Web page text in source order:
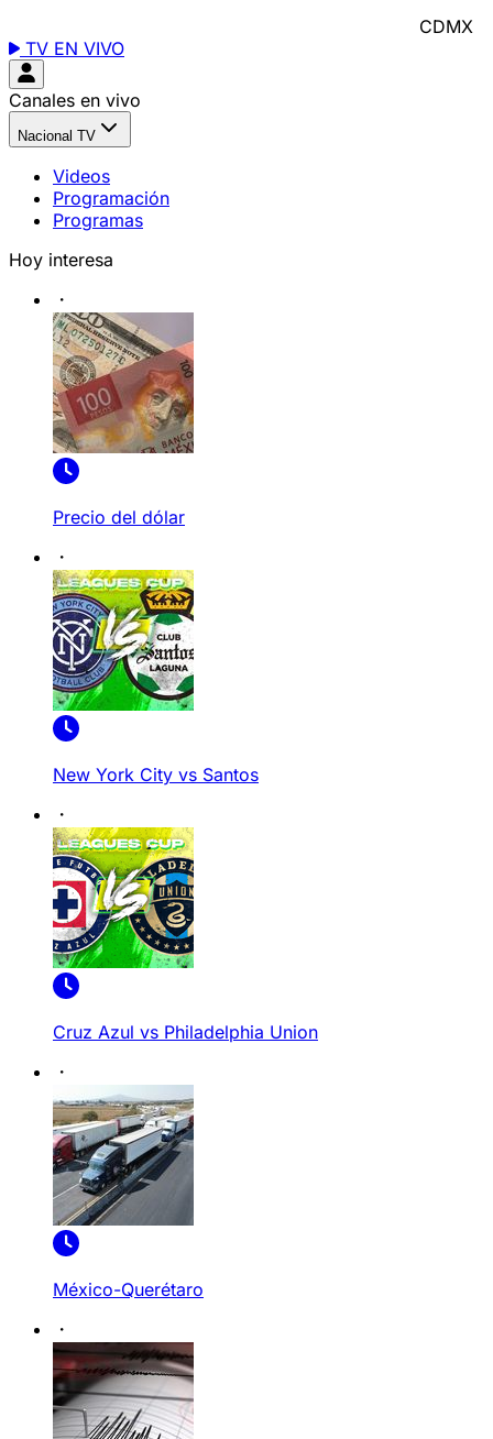
CDMX
TV EN VIVO
Canales en vivo
Nacional TV
Videos
Programación
Programas
Hoy interesa
Precio del dólar
New York City vs Santos
Cruz Azul vs Philadelphia Union
México-Querétaro